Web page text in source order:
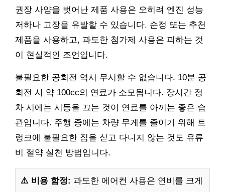
권장 사양을 벗어난 제품 사용은 오히려 엔진 성능
저하나 고장을 유발할 수 있습니다. 순정 또는 추천
제품을 사용하고, 과도한 첨가제 사용은 피하는 것
이 현실적인 조언입니다.
불필요한 공회전 역시 무시할 수 없습니다. 10분 공
회전 시 약 100cc의 연료가 소모됩니다. 장시간 정
차 시에는 시동을 끄는 것이 연료를 아끼는 좋은 습
관입니다. 주행 중에는 차량 무게를 줄이기 위해 트
렁크에 불필요한 짐을 싣고 다니지 않는 것도 유류
비 절약 실천 방법입니다.
⚠️ 비용 함정: 과도한 에어컨 사용은 연비를 크게